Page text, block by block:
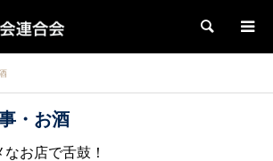
検索
・お酒
お店で舌鼓！